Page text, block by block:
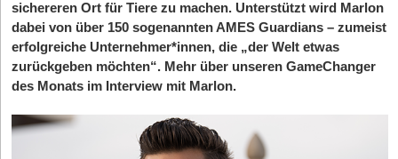
sichereren Ort für Tiere zu machen. Unterstützt wird Marlon
dabei von über 150 sogenannten AMES Guardians – zumeist
erfolgreiche Unternehmer*innen, die „der Welt etwas
zurückgeben möchten“. Mehr über unseren GameChanger
des Monats im Interview mit Marlon.